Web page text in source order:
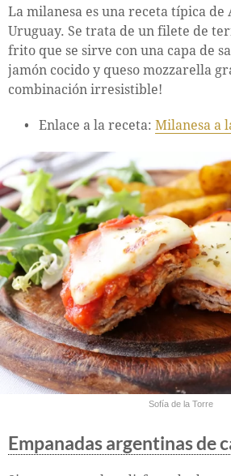
La milanesa es una receta típica de
Uruguay. Se trata de un filete de
frito que se sirve con una capa de
jamón cocido y queso mozzarella
combinación irresistible!
Enlace a la receta: Milanesa a
Sofía de la Torre
Empanadas argentinas de